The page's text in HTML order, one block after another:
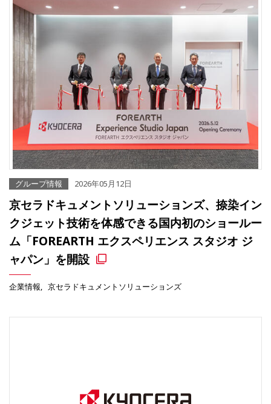
グループ情報 2026年05月12日
京セラドキュメントソリューションズ、捺染イン
クジェット技術を体感できる国内初のショールー
ム「FOREARTH エクスペリエンス スタジオ ジ
ャパン」を開設
企業情報 京セラドキュメントソリューションズ